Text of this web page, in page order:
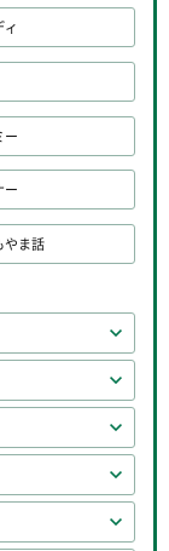
ー
ー
やま話